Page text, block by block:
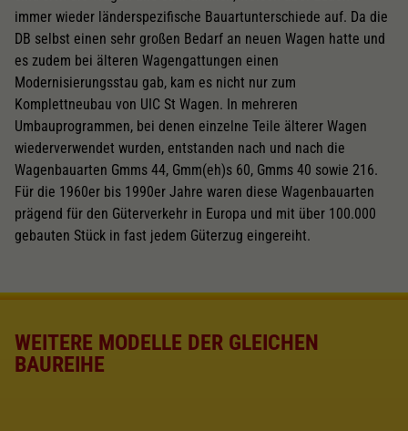
immer wieder länderspezifische Bauartunterschiede auf. Da die
DB selbst einen sehr großen Bedarf an neuen Wagen hatte und
es zudem bei älteren Wagengattungen einen
Modernisierungsstau gab, kam es nicht nur zum
Komplettneubau von UIC St Wagen. In mehreren
Umbauprogrammen, bei denen einzelne Teile älterer Wagen
wiederverwendet wurden, entstanden nach und nach die
Wagenbauarten Gmms 44, Gmm(eh)s 60, Gmms 40 sowie 216.
Für die 1960er bis 1990er Jahre waren diese Wagenbauarten
prägend für den Güterverkehr in Europa und mit über 100.000
gebauten Stück in fast jedem Güterzug eingereiht.
WEITERE MODELLE DER GLEICHEN
BAUREIHE